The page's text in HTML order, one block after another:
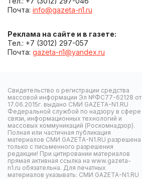
Почта: info@gazeta-n1.ru
Реклама на сайте и в газете:
Тел.: +7 (3012) 297-057
Почта: gazeta-n1@yandex.ru
Свидетельство о регистрации средства
массовой информации Эл №ФС77-62128 от
17.06.2015г. выдано СМИ GAZETA-N1.RU
Федеральной службой по надзору в сфере
связи, информационных технологий и
массовых коммуникаций (Роскомнадзор).
Полная или частичная публикация
материалов СМИ GAZETA-N1.RU разрешена
только с письменного разрешения
редакции! При цитировании материалов
прямая активная ссылка на www.gazeta-
n1.ru обязательна. Для печатных
материалов указывать: СМИ GAZETA-N1.RU